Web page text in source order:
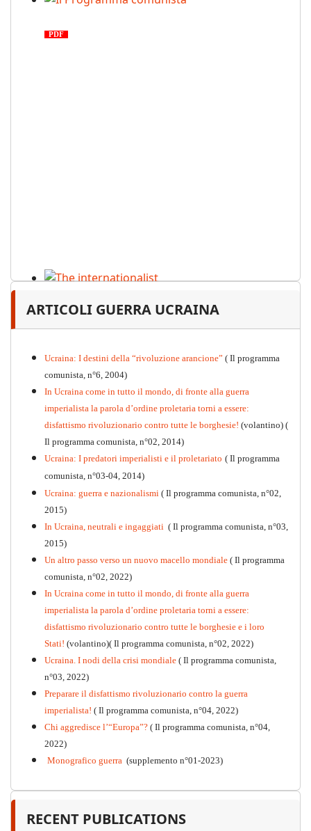
PDF
PDF n.12, 2026
Kommunistisches Programm
PDF n°10 - 2026
ARTICOLI GUERRA UCRAINA
Ucraina: I destini della “rivoluzione arancione” ( Il programma
comunista, n°6, 2004)
In Ucraina come in tutto il mondo, di fronte alla guerra
imperialista la parola d’ordine proletaria torni a essere:
disfattismo rivoluzionario contro tutte le borghesie! (volantino) (
Il programma comunista, n°02, 2014)
Ucraina: I predatori imperialisti e il proletariato ( Il programma
comunista, n°03-04, 2014)
Ucraina: guerra e nazionalismi ( Il programma comunista, n°02,
2015)
In Ucraina, neutrali e ingaggiati ( Il programma comunista, n°03,
2015)
Un altro passo verso un nuovo macello mondiale ( Il programma
comunista, n°02, 2022)
In Ucraina come in tutto il mondo, di fronte alla guerra
imperialista la parola d’ordine proletaria torni a essere:
disfattismo rivoluzionario contro tutte le borghesie e i loro
Stati! (volantino)( Il programma comunista, n°02, 2022)
Ucraina. I nodi della crisi mondiale ( Il programma comunista,
n°03, 2022)
Preparare il disfattismo rivoluzionario contro la guerra
imperialista! ( Il programma comunista, n°04, 2022)
Chi aggredisce l’“Europa”? ( Il programma comunista, n°04,
2022)
Monografico guerra (supplemento n°01-2023)
RECENT PUBLICATIONS